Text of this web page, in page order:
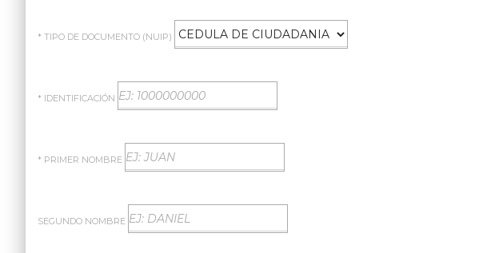
* TIPO DE DOCUMENTO (NUIP)
* IDENTIFICACIÓN
* PRIMER NOMBRE
SEGUNDO NOMBRE